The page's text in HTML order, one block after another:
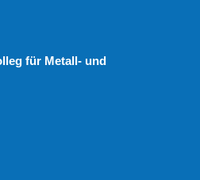
für Metall- und